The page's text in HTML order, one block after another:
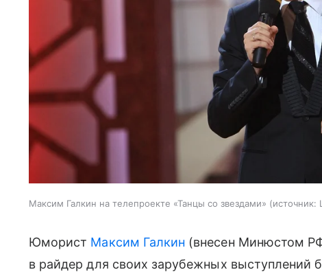
Максим Галкин на телепроекте «Танцы со звездами» источник:
Юморист Максим Галкин (внесен Минюстом
в райдер для своих зарубежных выступлений